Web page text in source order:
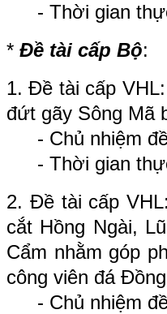
- Thời gian
* Đề tài cấp Bộ:
1.Đề tài cấp
đứt gãy Sông Mã
- Chủ nhiệm
- Thời gian
2. Đề tài cấp
cắt Hồng Ngài,
Cẩm nhằm góp
công viên đá Đồng
- Chủ nhiệm